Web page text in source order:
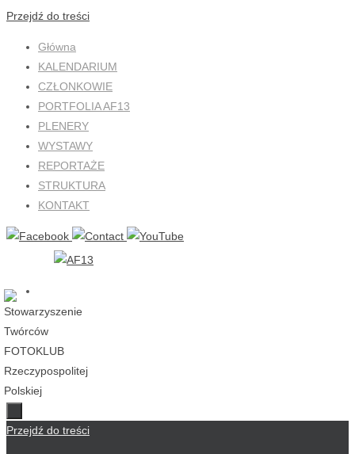
Przejdź do treści
Główna
KALENDARIUM
CZŁONKOWIE
PORTFOLIA AF13
PLENERY
WYSTAWY
REPORTAŻE
STRUKTURA
KONTAKT
Przejdź do treści